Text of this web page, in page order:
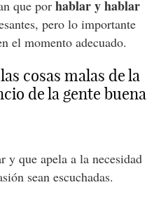
que por hablar y hablar
pero lo importante
el momento adecuado.
cosas malas de la
de la gente buena
y que apela a la necesidad
sean escuchadas.